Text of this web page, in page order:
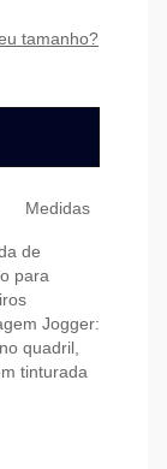
tamanho?
Medidas
de
para
Jogger:
quadril,
tinturada